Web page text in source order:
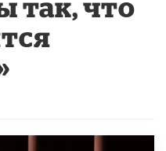
так, что